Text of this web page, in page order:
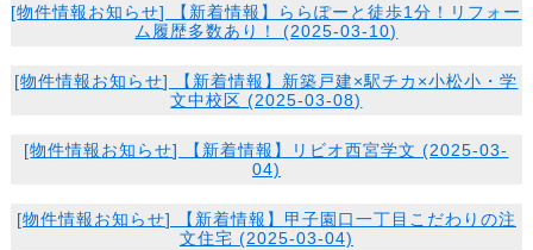
[物件情報お知らせ] 【新着情報】ららぽーと徒歩1分！リフォー
ム履歴多数あり！ (2025-03-10)
[物件情報お知らせ] 【新着情報】新築戸建×駅チカ×小松小・学
文中校区 (2025-03-08)
[物件情報お知らせ] 【新着情報】リビオ西宮学文 (2025-03-
04)
[物件情報お知らせ] 【新着情報】甲子園口一丁目こだわりの注
文住宅 (2025-03-04)